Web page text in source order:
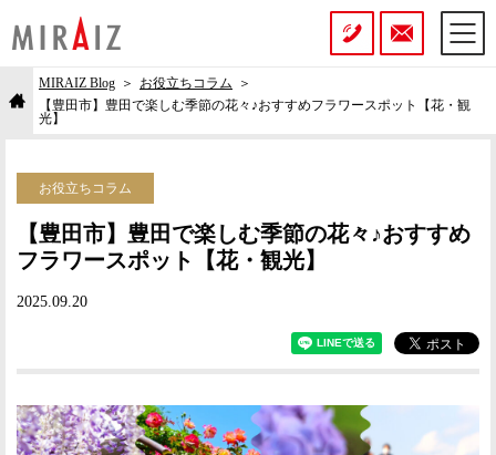
MIRAIZ Blog
お役立ちコラム
【豊田市】豊田で楽しむ季節の花々♪おすすめフラワースポット【花・観
光】
お役立ちコラム
【豊田市】豊田で楽しむ季節の花々♪おすすめ
フラワースポット【花・観光】
2025.09.20